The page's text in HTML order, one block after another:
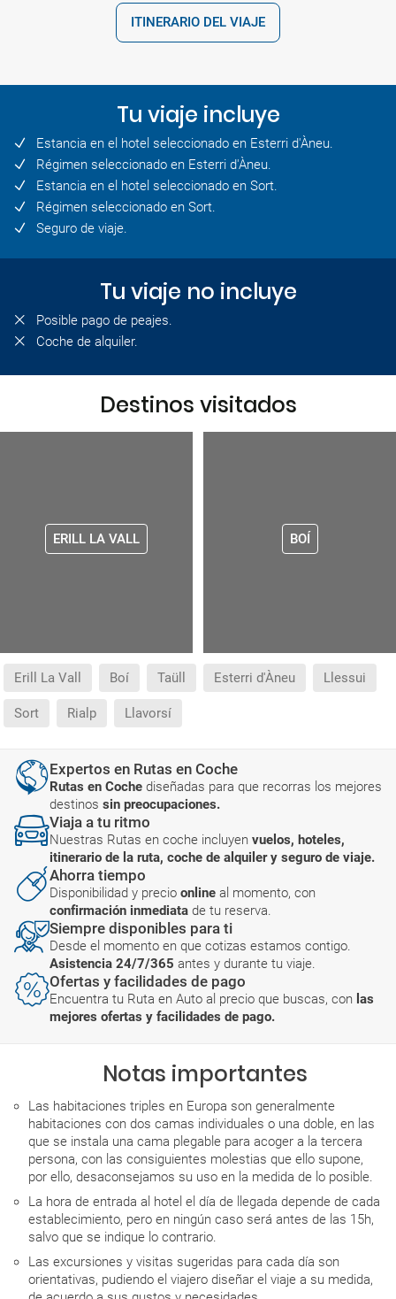
ITINERARIO DEL VIAJE
Tu viaje incluye
Estancia en el hotel seleccionado en Esterri d'Àneu.
Régimen seleccionado en Esterri d'Àneu.
Estancia en el hotel seleccionado en Sort.
Régimen seleccionado en Sort.
Seguro de viaje.
Tu viaje no incluye
Posible pago de peajes.
Coche de alquiler.
Destinos visitados
ERILL LA VALL BOÍ
Erill La Vall Boí Taüll Esterri d'Àneu Llessui
Sort Rialp Llavorsí
Expertos en Rutas en Coche
Rutas en Coche diseñadas para que recorras los mejores
destinos sin preocupaciones.
Viaja a tu ritmo
Nuestras Rutas en coche incluyen vuelos, hoteles,
itinerario de la ruta, coche de alquiler y seguro de viaje.
Ahorra tiempo
Disponibilidad y precio online al momento, con
confirmación inmediata de tu reserva.
Siempre disponibles para ti
Desde el momento en que cotizas estamos contigo.
Asistencia 24/7/365 antes y durante tu viaje.
Ofertas y facilidades de pago
Encuentra tu Ruta en Auto al precio que buscas, con las
mejores ofertas y facilidades de pago.
Notas importantes
Las habitaciones triples en Europa son generalmente
habitaciones con dos camas individuales o una doble, en las
que se instala una cama plegable para acoger a la tercera
persona, con las consiguientes molestias que ello supone,
por ello, desaconsejamos su uso en la medida de lo posible.
La hora de entrada al hotel el día de llegada depende de cada
establecimiento, pero en ningún caso será antes de las 15h,
salvo que se indique lo contrario.
Las excursiones y visitas sugeridas para cada día son
orientativas, pudiendo el viajero diseñar el viaje a su medida,